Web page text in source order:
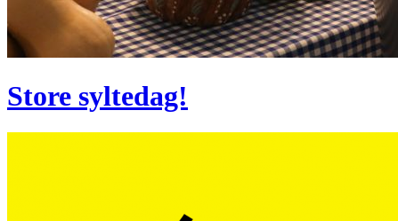
Store syltedag!